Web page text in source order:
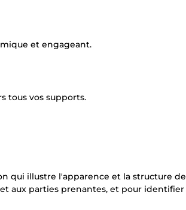
et engageant.
tous vos supports.
qui illustre l'apparence et la structure de
aux parties prenantes, et pour identifier